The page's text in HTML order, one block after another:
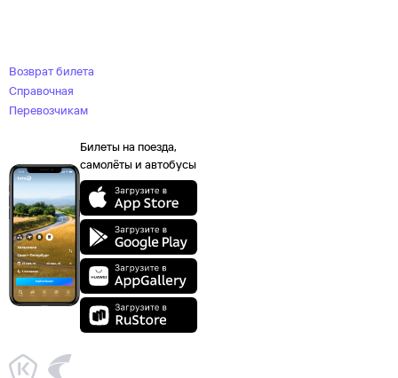
Возврат билета
Справочная
Перевозчикам
Билеты на поезда,
самолёты и автобусы